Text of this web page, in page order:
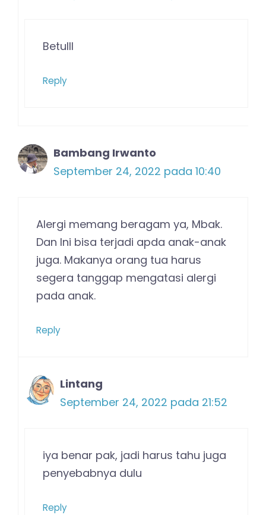
Betulll
Reply
Bambang Irwanto
September 24, 2022 pada 10:40
Alergi memang beragam ya, Mbak.
Dan Ini bisa terjadi apda anak-anak
juga. Makanya orang tua harus
segera tanggap mengatasi alergi
pada anak.
Reply
Lintang
September 24, 2022 pada 21:52
iya benar pak, jadi harus tahu juga
penyebabnya dulu
Reply